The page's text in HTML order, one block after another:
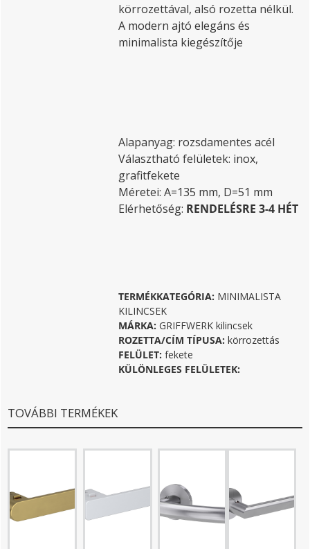
körrozettával, alsó rozetta nélkül.
A modern ajtó elegáns és
minimalista kiegészítője
Alapanyag: rozsdamentes acél
Választható felületek: inox,
grafitfekete
Méretei: A=135 mm, D=51 mm
Elérhetőség: RENDELÉSRE 3-4 HÉT
TERMÉKKATEGÓRIA: MINIMALISTA
KILINCSEK
MÁRKA: GRIFFWERK kilincsek
ROZETTA/CÍM TÍPUSA: körrozettás
FELÜLET: fekete
KÜLÖNLEGES FELÜLETEK:
TOVÁBBI TERMÉKEK